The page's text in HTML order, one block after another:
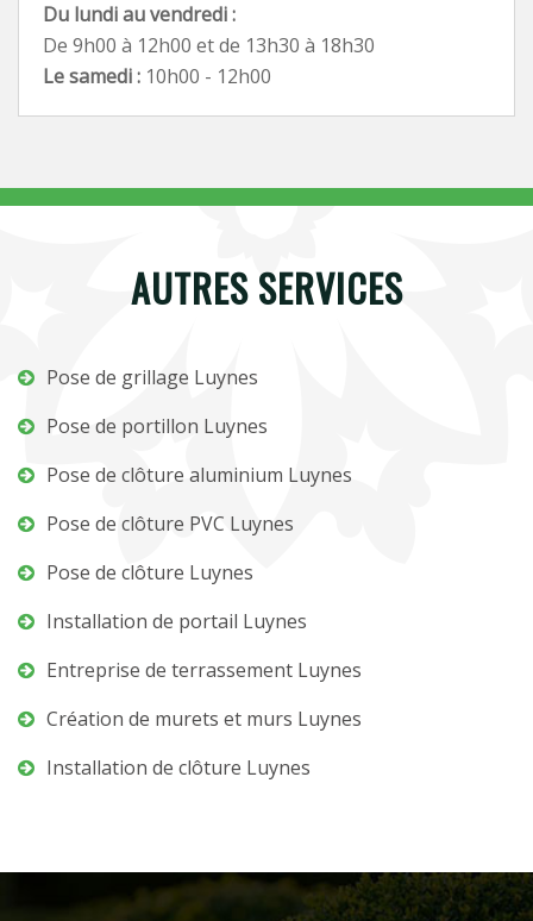
Du lundi au vendredi :
De 9h00 à 12h00 et de 13h30 à 18h30
Le samedi : 10h00 - 12h00
AUTRES SERVICES
Pose de grillage Luynes
Pose de portillon Luynes
Pose de clôture aluminium Luynes
Pose de clôture PVC Luynes
Pose de clôture Luynes
Installation de portail Luynes
Entreprise de terrassement Luynes
Création de murets et murs Luynes
Installation de clôture Luynes